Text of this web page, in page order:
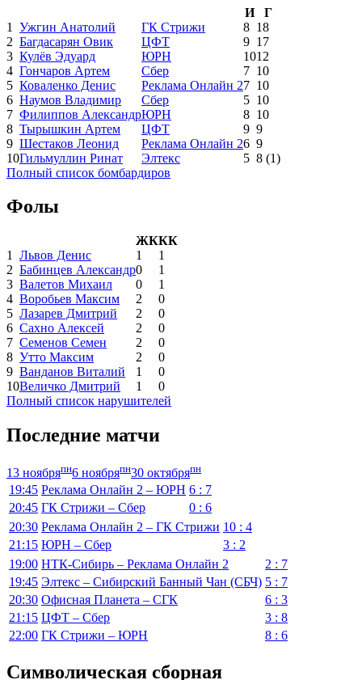
И
Г
1
Ужгин Анатолий ГК Стрижи 8 18
2 Багдасарян Овик ЦФТ 9 17
3 Кулёв Эдуард ЮРН 1012
4 Гончаров Артем Сбер 7 10
5 Коваленко Денис Реклама Онлайн 27 10
6 Наумов Владимир Сбер 5 10
7 Филиппов АлександрЮРН 8 10
8 Тырышкин Артем ЦФТ 9 9
9 Шестаков Леонид Реклама Онлайн 26 9
10Гильмуллин Ринат Элтекс 5 8 (1)
Полный список бомбардиров
Фолы
ЖККК
1
Львов Денис 1
1
2 Бабинцев Александр0
1
3 Валетов Михаил 0
1
4 Воробьев Максим 2
0
5 Лазарев Дмитрий 2
0
6 Сахно Алексей 2
0
7 Семенов Семен 2
0
8 Утто Максим 2
0
9 Ванданов Виталий 1
0
10Величко Дмитрий 1
0
Полный список нарушителей
Последние матчи
13 ноябряпн6 ноябряпн30 октябряпн
19:45 Реклама Онлайн 2 – ЮРН 6 : 7
20:45 ГК Стрижи – Сбер
0 : 6
20:30 Реклама Онлайн 2 – ГК Стрижи 10 : 4
21:15 ЮРН – Сбер
3 : 2
19:00 НТК-Сибирь – Реклама Онлайн 2
2 : 7
19:45 Элтекс – Сибирский Банный Чан (СБЧ) 5 : 7
20:30 Офисная Планета – СГК
6 : 3
21:15 ЦФТ – Сбер
3 : 8
22:00 ГК Стрижи – ЮРН 8 : 6
Символическая сборная